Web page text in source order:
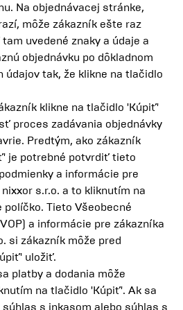
Na objednávacej stránke,
môže zákazník ešte raz
uvedené znaky a údaje a
objednávku po dôkladnom
tak, že klikne na tlačidlo
klikne na tlačidlo 'Kúpiť'
proces zadávania objednávky
Predtým, ako zákazník
je potrebné potvrdiť tieto
a informácie pre
s.r.o. a to kliknutím na
Tieto Všeobecné
a informácie pre zákazníka
si zákazník môže pred
uložiť.
platby a dodania môže
na tlačidlo 'Kúpiť'. Ak sa
s inkasom alebo súhlas s